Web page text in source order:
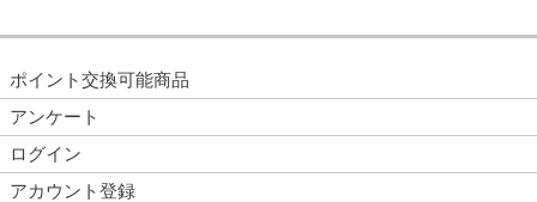
ポイント交換可能商品
アンケート
ログイン
アカウント登録